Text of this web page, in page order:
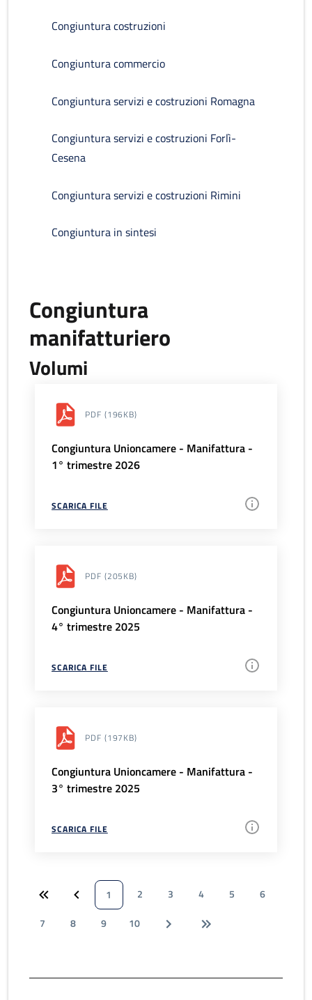
Congiuntura costruzioni
Congiuntura commercio
Congiuntura servizi e costruzioni Romagna
Congiuntura servizi e costruzioni Forlì-
Cesena
Congiuntura servizi e costruzioni Rimini
Congiuntura in sintesi
Congiuntura
manifatturiero
Volumi
PDF (196KB)
Congiuntura Unioncamere - Manifattura -
1° trimestre 2026
SCARICA FILE
PDF (205KB)
Congiuntura Unioncamere - Manifattura -
4° trimestre 2025
SCARICA FILE
PDF (197KB)
Congiuntura Unioncamere - Manifattura -
3° trimestre 2025
SCARICA FILE
1 2 3 4 5
6
7
8 9 10